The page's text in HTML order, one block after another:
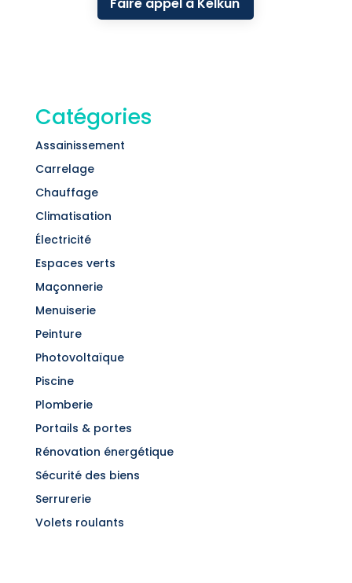
Catégories
Assainissement
Carrelage
Chauffage
Climatisation
Électricité
Espaces verts
Maçonnerie
Menuiserie
Peinture
Photovoltaïque
Piscine
Plomberie
Portails & portes
Rénovation énergétique
Sécurité des biens
Serrurerie
Volets roulants